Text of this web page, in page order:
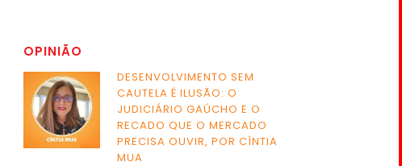
OPINIÃO
DESENVOLVIMENTO SEM
CAUTELA É ILUSÃO: O
JUDICIÁRIO GAÚCHO E O
RECADO QUE O MERCADO
PRECISA OUVIR, POR CÍNTIA
MUA